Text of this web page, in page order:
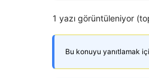
1 yazı görüntüleniyor
Bu konuyu yanıtlamak